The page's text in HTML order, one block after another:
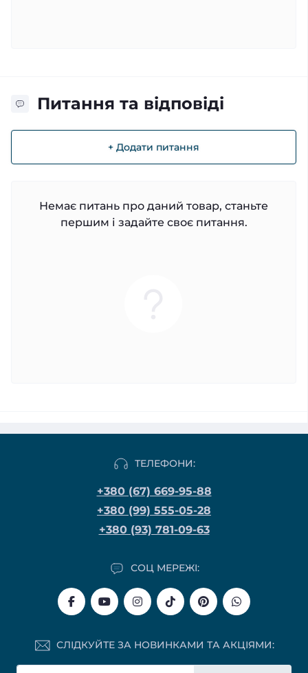
Питання та відповіді
+ Додати питання
Немає питань про даний товар, станьте
першим і задайте своє питання.
ТЕЛЕФОНИ:
+380 (67) 669-95-88
+380 (99) 555-05-28
+380 (93) 781-09-63
СОЦ МЕРЕЖІ:
СЛІДКУЙТЕ ЗА НОВИНКАМИ ТА АКЦІЯМИ: